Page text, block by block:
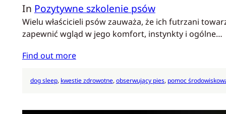
In Pozytywne szkolenie psów
Wielu właścicieli psów zauważa, że ich futrzani
zapewnić wgląd w jego komfort, instynkty i ogólne…
Find out more
dog sleep, kwestie zdrowotne, obserwujący pies, pomoc